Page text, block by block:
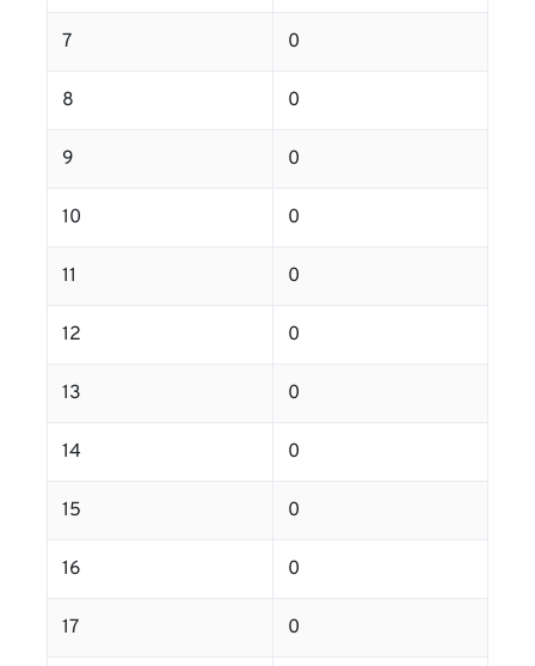
7 0
8 0
9 0
10 0
11 0
12 0
13 0
14 0
15 0
16 0
17 0